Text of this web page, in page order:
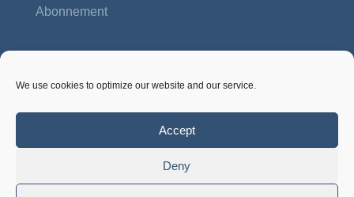
We use cookies to optimize our website and our service.
Accept
Deny
Abonnement
Contactgegevens
Inbar 62 b
Na'ale P.O. Box 422, 71932 Na'ale